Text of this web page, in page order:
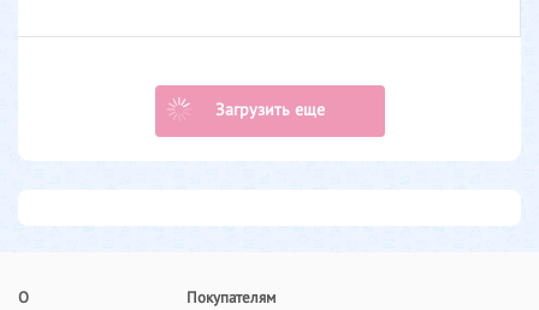
Загрузить еще
О
Покупателям